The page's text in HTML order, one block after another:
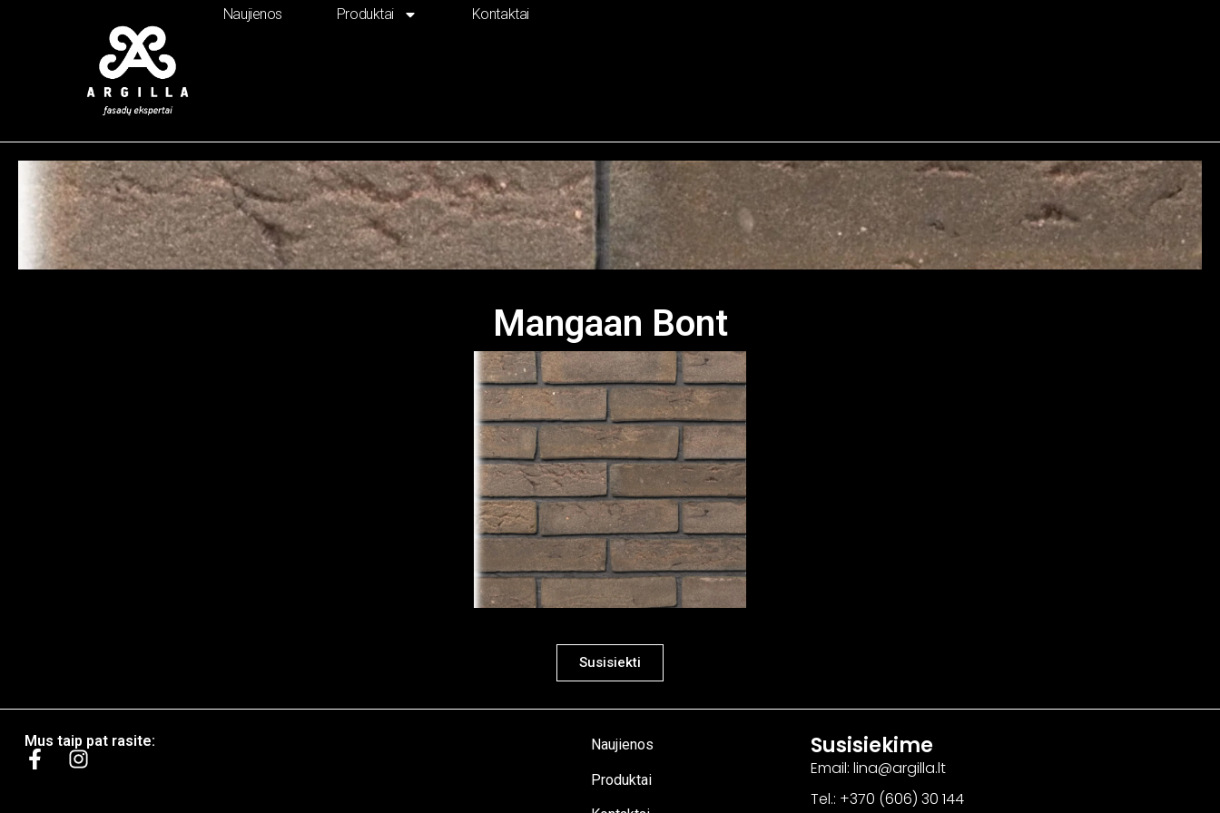
Naujienos Produktai Kontaktai
Mangaan Bont
Susisiekti
Mus taip pat rasite: Naujienos
Produktai
Susisiekime
Email: lina@argilla.lt
Tel.: +370 (606) 30 144